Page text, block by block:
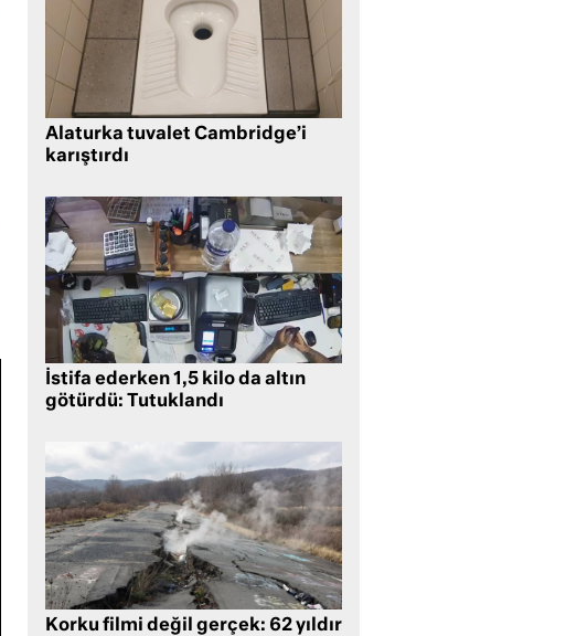
Alaturka tuvalet Cambridge’i
karıştırdı
İstifa ederken 1,5 kilo da altın
götürdü: Tutuklandı
Korku filmi değil gerçek: 62 yıldır